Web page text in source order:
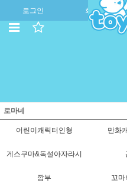
로그인 회원가입
로마네
어린이캐릭터인형 만화
게스쿠마&독설아자라시
깜부 꼬마